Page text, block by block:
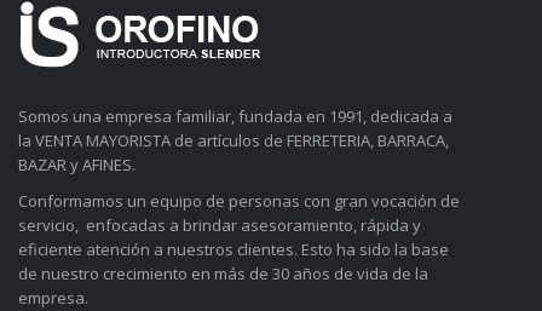
Somos una empresa familiar, fundada en 1991, dedicada a
la VENTA MAYORISTA de artículos de FERRETERIA, BARRACA,
BAZAR y AFINES.
Conformamos un equipo de personas con gran vocación de
servicio, enfocadas a brindar asesoramiento, rápida y
eficiente atención a nuestros clientes. Esto ha sido la base
de nuestro crecimiento en más de 30 años de vida de la
empresa.